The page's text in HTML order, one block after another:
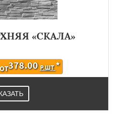
«СКАЛА»
ОТ378.00 Р.ШТ*